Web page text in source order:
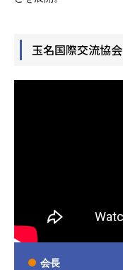
玉名国際交流協会
会長